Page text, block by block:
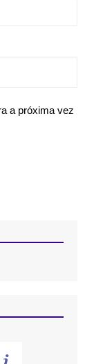
a próxima vez